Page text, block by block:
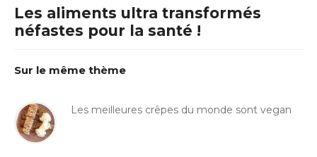
Les aliments ultra transformés
néfastes pour la santé !
Sur le même thème
Les meilleures crêpes du monde sont vegan